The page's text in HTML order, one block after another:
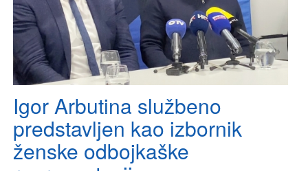
Igor Arbutina službeno
predstavljen kao izbornik
ženske odbojkaške